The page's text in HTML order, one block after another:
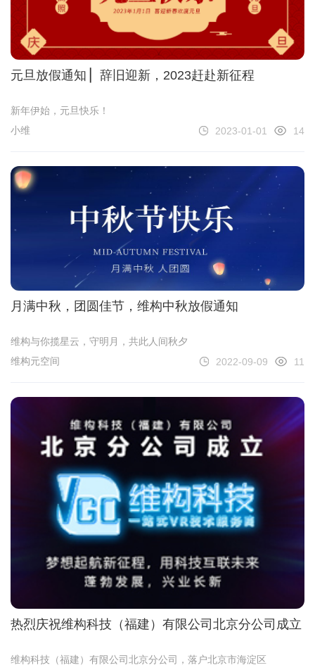
元旦放假通知 ▏辞旧迎新，2023赶赴新征程
新年伊始，元旦快乐！
小维
2023-01-01 14
月满中秋，团圆佳节，维构中秋放假通知
维构与你揽星云，守明月，共此人间秋夕
维构元空间
2022-09-09 11
热烈庆祝维构科技（福建）有限公司北京分公司成立
维构科技（福建）有限公司北京分公司，落户北京市海淀区